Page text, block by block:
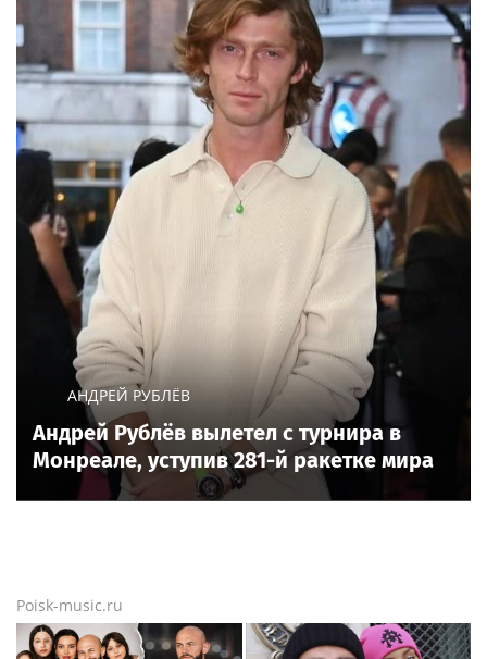
АНДРЕЙ РУБЛЁВ
Андрей Рублёв вылетел с турнира в
Монреале, уступив 281-й ракетке мира
Poisk-music.ru